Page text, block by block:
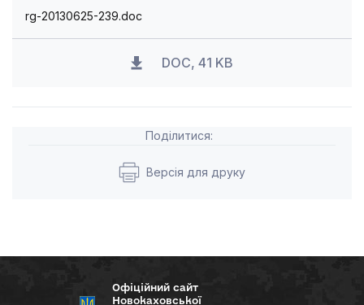
rg-20130625-239.doc
DOC, 41 KB
Поділитися:
Версія для друку
Офіційний сайт
Новокаховської